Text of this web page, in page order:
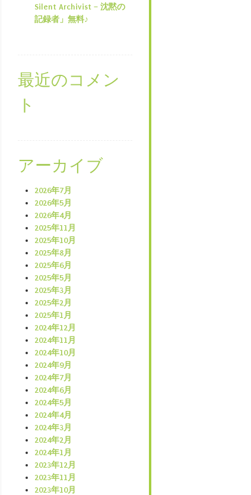
Silent Archivist – 沈黙の
記録者」無料♪
最近のコメン
ト
アーカイブ
2026年7月
2026年5月
2026年4月
2025年11月
2025年10月
2025年8月
2025年6月
2025年5月
2025年3月
2025年2月
2025年1月
2024年12月
2024年11月
2024年10月
2024年9月
2024年7月
2024年6月
2024年5月
2024年4月
2024年3月
2024年2月
2024年1月
2023年12月
2023年11月
2023年10月